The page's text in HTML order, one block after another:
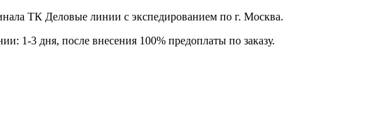
ТК Деловые линии с экспедированием по г. Москва.
1-3 дня, после внесения 100% предоплаты по заказу.